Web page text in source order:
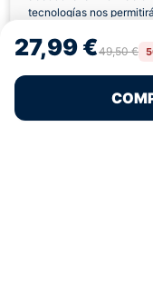
tecnologías nos
retirar el
características yRechazar
Política de Cookies
27,99 €49,50 €
Envíos a
Pagos 100%